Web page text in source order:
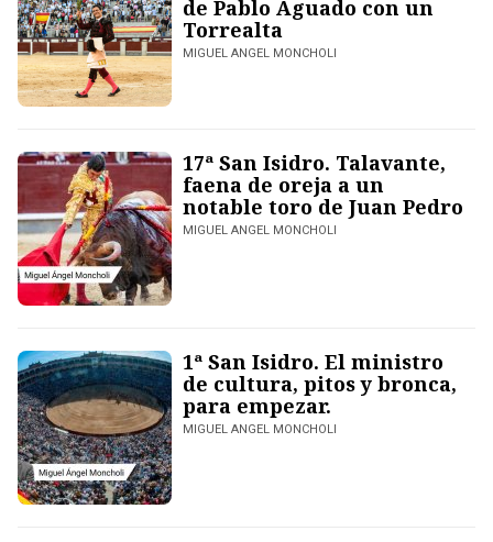
de Pablo Aguado con un
Torrealta
MIGUEL ANGEL MONCHOLI
17ª San Isidro. Talavante,
faena de oreja a un
notable toro de Juan Pedro
MIGUEL ANGEL MONCHOLI
1ª San Isidro. El ministro
de cultura, pitos y bronca,
para empezar.
MIGUEL ANGEL MONCHOLI